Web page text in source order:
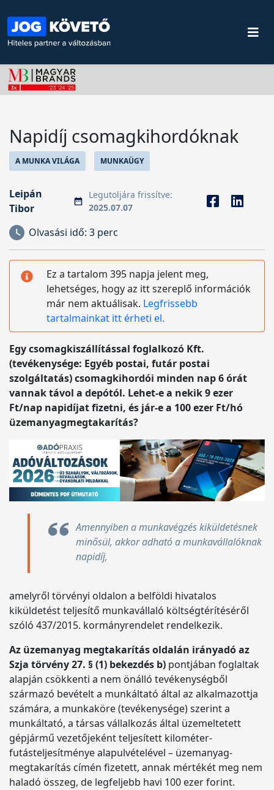
Napidíj csomagkihordóknak
A MUNKA VILÁGA MUNKAÜGY
Leipán
Tibor
Legutoljára frissítve:
2025.07.07
Olvasási idő: 3 perc
Ez a tartalom 395 napja jelent meg,
lehetséges, hogy az itt szereplő információk
már nem aktuálisak. Legfrissebb
tartalmainkat itt érheti el.
Egy csomagkiszállítással foglalkozó Kft.
(tevékenysége: Egyéb postai, futár postai
szolgáltatás) csomagkihordói minden nap 6 órát
vannak távol a depótól. Lehet-e a nekik 9 ezer
Ft/nap napidíjat fizetni, és jár-e a 100 ezer Ft/hó
üzemanyagmegtakarítás?
Amennyiben a munkavégzés kiküldetésnek
minősül, akkor adható a munkavállalóknak
napidíj,
amelyről törvényi oldalon a belföldi hivatalos
kiküldetést teljesítő munkavállaló költségtérítéséről
szóló 437/2015. kormányrendelet rendelkezik.
Az üzemanyag megtakarítás oldalán irányadó az
Szja törvény 27. § (1) bekezdés b) pontjában foglaltak
alapján csökkenti a nem önálló tevékenységből
származó bevételt a munkáltató által az alkalmazottja
számára, a munkaköre (tevékenysége) szerint a
munkáltató, a társas vállalkozás által üzemeltetett
gépjármű vezetőjeként teljesített kilométer-
futásteljesítménye alapulvételével – üzemanyag-
megtakarítás címén fizetett, annak mértékét meg nem
haladó összeg, de legfeljebb havi 100 ezer forint.